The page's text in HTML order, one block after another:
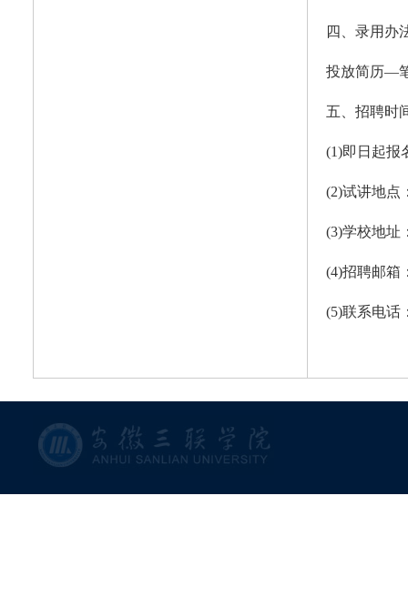
四、录用办
投放简历—
五、招聘时
(1)即日起报
(2)试讲地点
(3)学校地址
(4)招聘邮箱
(5)联系电话